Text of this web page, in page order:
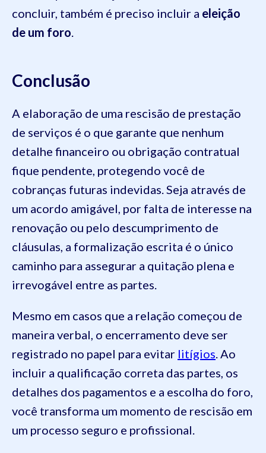
concluir, também é preciso incluir a eleição
de um foro.
Conclusão
A elaboração de uma rescisão de prestação
de serviços é o que garante que nenhum
detalhe financeiro ou obrigação contratual
fique pendente, protegendo você de
cobranças futuras indevidas. Seja através de
um acordo amigável, por falta de interesse na
renovação ou pelo descumprimento de
cláusulas, a formalização escrita é o único
caminho para assegurar a quitação plena e
irrevogável entre as partes.
Mesmo em casos que a relação começou de
maneira verbal, o encerramento deve ser
registrado no papel para evitar litígios. Ao
incluir a qualificação correta das partes, os
detalhes dos pagamentos e a escolha do foro,
você transforma um momento de rescisão em
um processo seguro e profissional.